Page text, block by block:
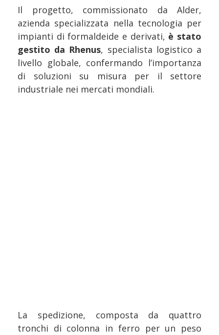
Il progetto, commissionato da Alder,
azienda specializzata nella tecnologia per
impianti di formaldeide e derivati, è stato
gestito da Rhenus, specialista logistico a
livello globale, confermando l’importanza
di soluzioni su misura per il settore
industriale nei mercati mondiali.
La spedizione, composta da quattro
tronchi di colonna in ferro per un peso